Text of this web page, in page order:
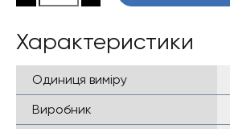
Характеристики
Одиниця виміру
Виробник